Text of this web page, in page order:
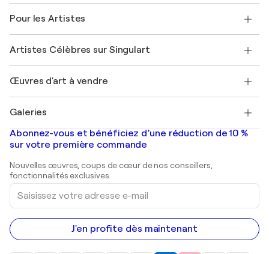
Offrir une carte cadeau
Rejoignez notre programme commercial
Mon compte
+33 1 76 44 06 42
FAQ
Magazine Singulart
Emplois
Découvrez une sélection d'art original
Pour les Artistes
Se connecter en tant qu'Artiste
Artistes Célèbres sur Singulart
Marc Chagall
Banksy
Mr. Brainwash
Shepard Fairey
Œuvres d'art à vendre
Tableaux abstraits à vendre
Peintures de paysage
Estampes
Peintures acryliques
Galeries
Galeries d'art en France
Galeries d'art en Belgique
Abonnez-vous et bénéficiez d’une réduction de 10 %
sur votre première commande
Nouvelles œuvres, coups de cœur de nos conseillers,
fonctionnalités exclusives.
Saisissez
votre
adresse
e-
mail
J'en profite dès maintenant